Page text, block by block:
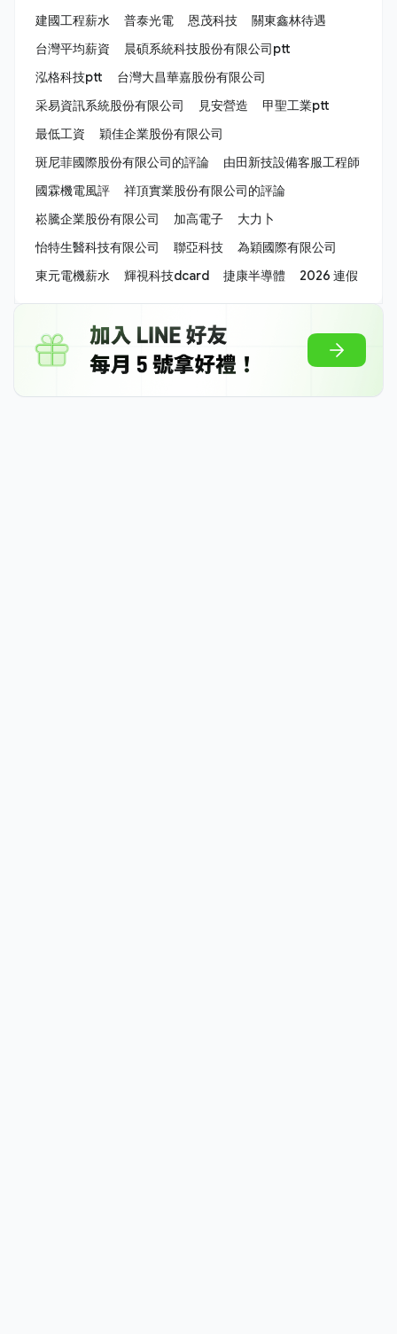
建國工程薪水
普泰光電 恩茂科技
關東鑫林待遇
台灣平均薪資
晨碩系統科技股份有限公司ptt
泓格科技ptt
台灣大昌華嘉股份有限公司
采易資訊系統股份有限公司
見安營造
甲聖工業ptt
最低工資
穎佳企業股份有限公司
斑尼菲國際股份有限公司的評論
由田新技設備客服工程師
國霖機電風評
祥頂實業股份有限公司的評論
崧騰企業股份有限公司
加高電子
大力卜
怡特生醫科技有限公司
聯亞科技
為穎國際有限公司
東元電機薪水
輝視科技dcard 捷康半導體 2026 連假